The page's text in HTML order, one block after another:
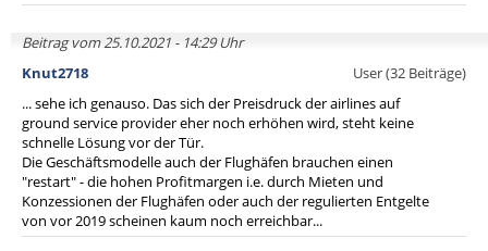
Beitrag vom 25.10.2021 - 14:29 Uhr
Knut2718
User (32 Beiträge)
... sehe ich genauso. Das sich der Preisdruck der airlines auf
ground service provider eher noch erhöhen wird, steht keine
schnelle Lösung vor der Tür.
Die Geschäftsmodelle auch der Flughäfen brauchen einen
"restart" - die hohen Profitmargen i.e. durch Mieten und
Konzessionen der Flughäfen oder auch der regulierten Entgelte
von vor 2019 scheinen kaum noch erreichbar...